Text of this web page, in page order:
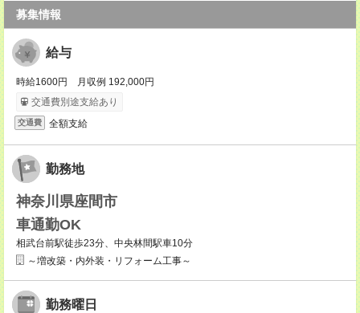
募集情報
給与
時給1600円 月収例 192,000円
交通費別途支給あり
交通費 全額支給
勤務地
神奈川県座間市
車通勤OK
相武台前駅徒歩23分、中央林間駅車10分
～増改築・内外装・リフォーム工事～
勤務曜日